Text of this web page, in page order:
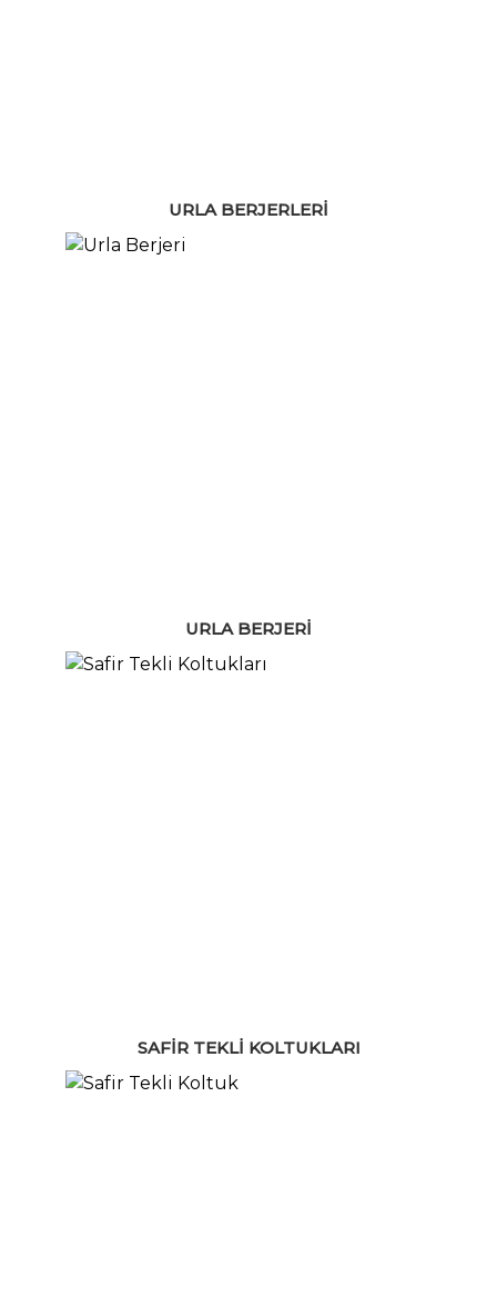
URLA BERJERLERI
URLA BERJERI
SAFIR TEKLI KOLTUKLARI